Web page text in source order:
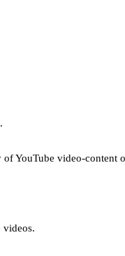
YouTube video-content
videos.